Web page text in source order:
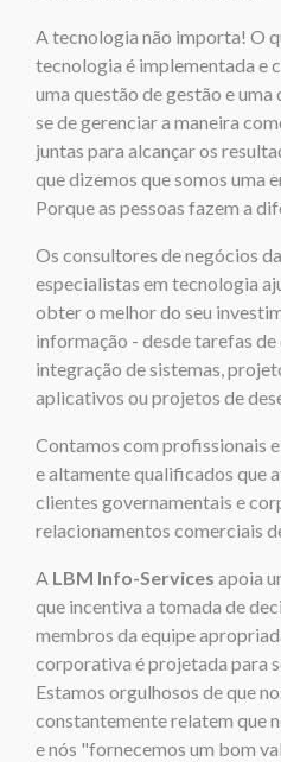
A tecnologia não importa! O
tecnologia é implementada e
uma questão de gestão e
se de gerenciar a maneira
juntas para alcançar os
que dizemos que somos uma
Porque as pessoas fazem a
Os consultores de negócios da
especialistas em tecnologia
obter o melhor do seu
informação - desde tarefas
integração de sistemas,
aplicativos ou projetos de
Contamos com profissionais
e altamente qualificados que
clientes governamentais e
relacionamentos comerciais
A LBM Info-Services apoia
que incentiva a tomada de
membros da equipe
corporativa é projetada para
Estamos orgulhosos de que
constantemente relatem que
e nós "fornecemos um bom